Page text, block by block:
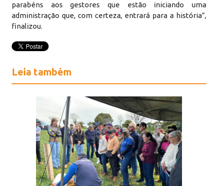
parabéns aos gestores que estão iniciando uma
administração que, com certeza, entrará para a história”,
finalizou.
Leia também